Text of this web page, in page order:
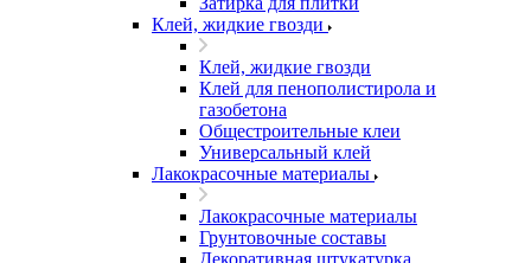
Клей, жидкие гвозди
Клей, жидкие гвозди
Клей для пенополистирола и
газобетона
Общестроительные клеи
Универсальный клей
Лакокрасочные материалы
Лакокрасочные материалы
Грунтовочные составы
Декоративная штукатурка